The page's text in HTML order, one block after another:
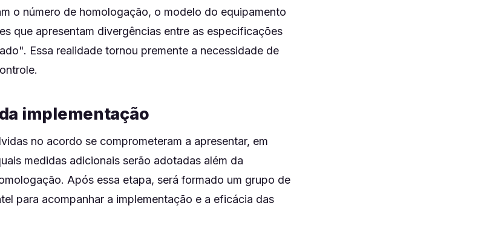
o número de homologação, o modelo do equipamento
que apresentam divergências entre as especificações
Essa realidade tornou premente a necessidade de
implementação
no acordo se comprometeram a apresentar, em
medidas adicionais serão adotadas além da
Após essa etapa, será formado um grupo de
para acompanhar a implementação e a eficácia das